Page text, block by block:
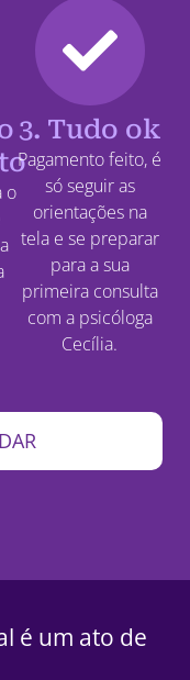
o
3. Tudo ok
Pagamento feito, é
só seguir as
orientações na
tela e se preparar
para a sua
primeira consulta
com a psicóloga
Cecília.
é um ato de